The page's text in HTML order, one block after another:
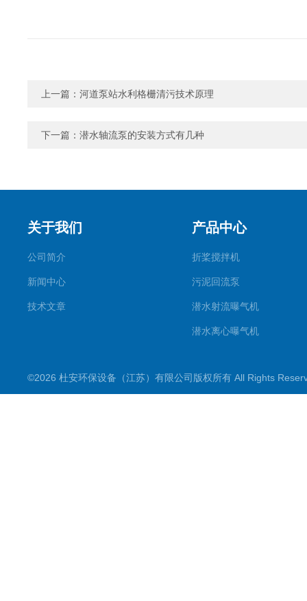
上一篇： 河道泵站水利格栅清污技术原理
下一篇： 潜水轴流泵的安装方式有几种
关于我们
公司简介
新闻中心
技术文章
产品中心
折桨搅拌机
污泥回流泵
潜水射流曝气机
潜水离心曝气机
潜水推流器
©2026 杜安环保设备（江苏）有限公司版权所有 All Rights